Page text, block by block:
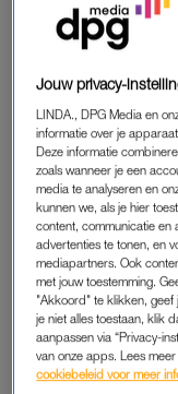
alweer overuren.
zou wel heel innig
TegenoverRTL
haar ‘relatie’ met
ANDRÉ
Volgens
tussen de
twee wel eens een
Maar hoewel
vriendschappelijk is,
relatie.
Jouw privacy-
LINDA., DPG Media en
informatie over je
Deze informatie
zoals wanneer je een
media te analyseren en
kunnen we, als je hier
content, communicatie en
advertenties te tonen, en
mediapartners. Ook
met jouw toestemming.
"Akkoord" te klikken, geef
je niet alles toestaan, klik
aanpassen via “Privacy-
van onze apps. Lees
cookiebeleid voor meer